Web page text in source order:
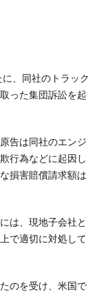
、同社のトラック
った集団訴訟を起
告は同社のエンジ
行為などに起因し
損害賠償請求額は
は、現地子会社と
で適切に対処して
のを受け、米国で